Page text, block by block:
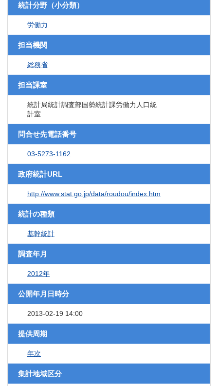
統計分野（小分類）
労働力
担当機関
総務省
担当課室
統計局統計調査部国勢統計課労働力人口統
計室
問合せ先電話番号
03-5273-1162
政府統計URL
http://www.stat.go.jp/data/roudou/index.htm
統計の種類
基幹統計
調査年月
2012年
公開年月日時分
2013-02-19 14:00
提供周期
年次
集計地域区分